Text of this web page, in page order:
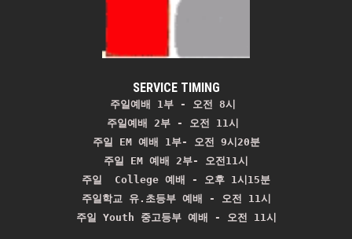
SERVICE TIMING
주일예배 1부 - 오전 8시
주일예배 2부 - 오전 11시
주일 EM 예배 1부- 오전 9시20분
주일 EM 예배 2부- 오전11시
주일  College 예배 - 오후 1시15분
주일학교 유.초등부 예배 - 오전 11시
주일 Youth 중고등부 예배 - 오전 11시